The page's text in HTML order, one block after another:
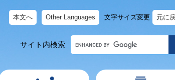
本文へ Other Languages 文字サイズ変更 元に
サイト内検索
キ
ー
ワ
ド